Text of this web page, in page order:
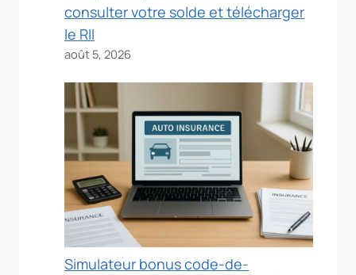
consulter votre solde et télécharger
le RII
août 5, 2026
Simulateur bonus code-de-